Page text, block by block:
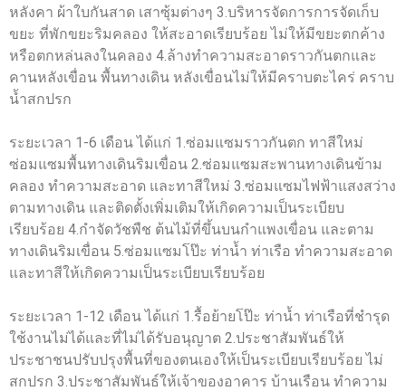
หลังคา ผ้าใบกันสาด เสาซุ้มต่างๆ 3.บริหารจัดการการจัดเก็บ
ขยะ ที่พักขยะริมคลอง ให้สะอาดเรียบร้อย ไม่ให้มีขยะตกค้าง
หรือตกหล่นลงในคลอง 4.ล้างทำความสะอาดราวกันตกและ
คานหลังเขื่อน พื้นทางเดิน หลังเขื่อนไม่ให้มีคราบตะไคร่ คราบ
น้ำสกปรก
ระยะเวลา 1-6 เดือน ได้แก่ 1.ซ่อมแซมราวกันตก ทาสีใหม่
ซ่อมแซมพื้นทางเดินริมเขื่อน 2.ซ่อมแซมสะพานทางเดินข้าม
คลอง ทำความสะอาด และทาสีใหม่ 3.ซ่อมแซมไฟฟ้าแสงสว่าง
ตามทางเดิน และติดตั้งเพิ่มเติมให้เกิดความเป็นระเบียบ
เรียบร้อย 4.กำจัดวัชพืช ต้นไม้ที่ขึ้นบนกำแพงเขื่อน และตาม
ทางเดินริมเขื่อน 5.ซ่อมแซมโป๊ะ ท่าน้ำ ท่าเรือ ทำความสะอาด
และทาสีให้เกิดความเป็นระเบียบเรียบร้อย
ระยะเวลา 1-12 เดือน ได้แก่ 1.รื้อย้ายโป๊ะ ท่าน้ำ ท่าเรือที่ชำรุด
ใช้งานไม่ได้และที่ไม่ได้รับอนุญาต 2.ประชาสัมพันธ์ให้
ประชาชนปรับปรุงพื้นที่ของตนเองให้เป็นระเบียบเรียบร้อย ไม่
สกปรก 3.ประชาสัมพันธ์ให้เจ้าของอาคาร บ้านเรือน ทำความ